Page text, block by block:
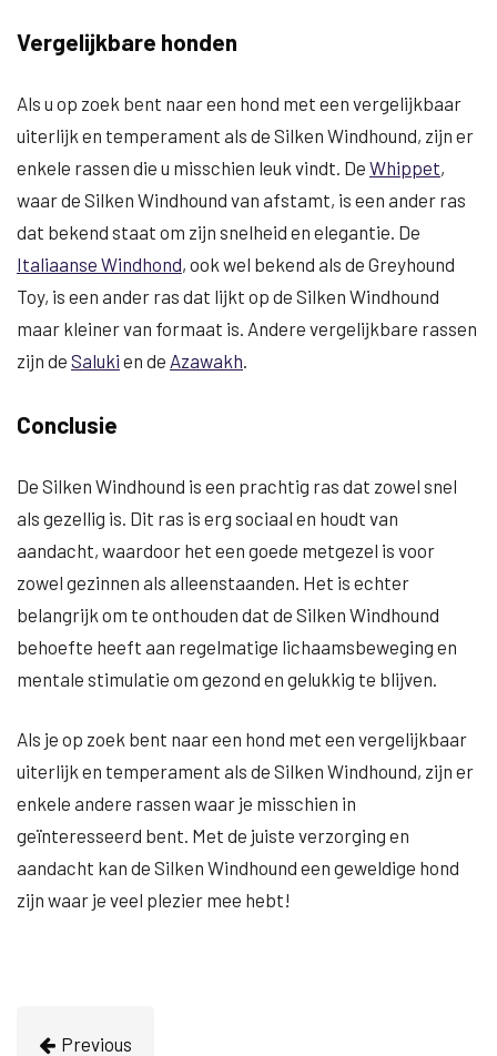
Vergelijkbare honden
Als u op zoek bent naar een hond met een vergelijkbaar
uiterlijk en temperament als de Silken Windhound, zijn er
enkele rassen die u misschien leuk vindt. De Whippet,
waar de Silken Windhound van afstamt, is een ander ras
dat bekend staat om zijn snelheid en elegantie. De
Italiaanse Windhond, ook wel bekend als de Greyhound
Toy, is een ander ras dat lijkt op de Silken Windhound
maar kleiner van formaat is. Andere vergelijkbare rassen
zijn de Saluki en de Azawakh.
Conclusie
De Silken Windhound is een prachtig ras dat zowel snel
als gezellig is. Dit ras is erg sociaal en houdt van
aandacht, waardoor het een goede metgezel is voor
zowel gezinnen als alleenstaanden. Het is echter
belangrijk om te onthouden dat de Silken Windhound
behoefte heeft aan regelmatige lichaamsbeweging en
mentale stimulatie om gezond en gelukkig te blijven.
Als je op zoek bent naar een hond met een vergelijkbaar
uiterlijk en temperament als de Silken Windhound, zijn er
enkele andere rassen waar je misschien in
geïnteresseerd bent. Met de juiste verzorging en
aandacht kan de Silken Windhound een geweldige hond
zijn waar je veel plezier mee hebt!
Previous